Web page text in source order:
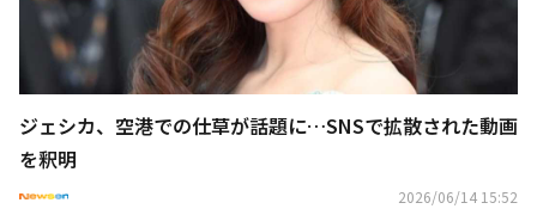
ジェシカ、空港での仕草が話題に…SNSで拡散された動画
を釈明
2026/06/14 15:52